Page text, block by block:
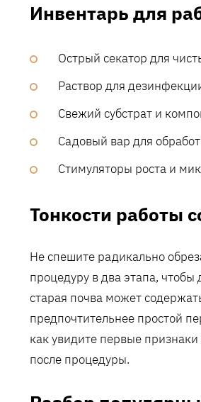
Инвентарь для
Острый секатор для
Раствор для
Свежий субстрат и
Садовый вар для
Стимуляторы роста и
Тонкости работы
Не спешите радикально
процедуру в два этапа‚
старая почва может
предпочтительнее простой
как увидите первые
после процедуры.